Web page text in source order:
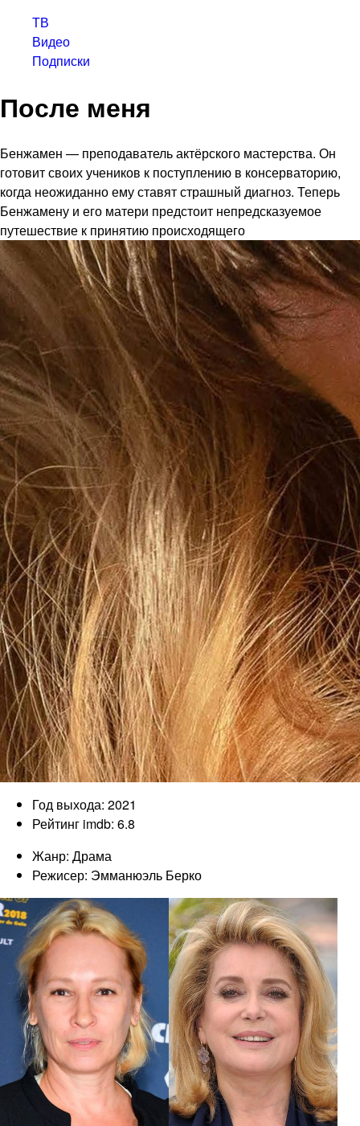
ТВ
Видео
Подписки
После меня
Бенжамен — преподаватель актёрского мастерства. Он
готовит своих учеников к поступлению в консерваторию,
когда неожиданно ему ставят страшный диагноз. Теперь
Бенжамену и его матери предстоит непредсказуемое
путешествие к принятию происходящего
Год выхода: 2021
Рейтинг imdb: 6.8
Жанр: Драма
Режисер: Эмманюэль Берко